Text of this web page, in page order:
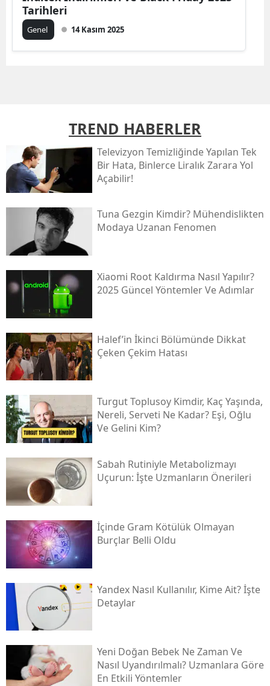
Tarihleri
Genel 14 Kasım 2025
TREND HABERLER
Televizyon Temizliğinde Yapılan Tek
Bir Hata, Binlerce Liralık Zarara Yol
Açabilir!
Tuna Gezgin Kimdir? Mühendislikten
Modaya Uzanan Fenomen
Xiaomi Root Kaldırma Nasıl Yapılır?
2025 Güncel Yöntemler Ve Adımlar
Halef’in İkinci Bölümünde Dikkat
Çeken Çekim Hatası
Turgut Toplusoy Kimdir, Kaç Yaşında,
Nereli, Serveti Ne Kadar? Eşi, Oğlu
Ve Gelini Kim?
Sabah Rutiniyle Metabolizmayı
Uçurun: İşte Uzmanların Önerileri
İçinde Gram Kötülük Olmayan
Burçlar Belli Oldu
Yandex Nasıl Kullanılır, Kime Ait? İşte
Detaylar
Yeni Doğan Bebek Ne Zaman Ve
Nasıl Uyandırılmalı? Uzmanlara Göre
En Etkili Yöntemler